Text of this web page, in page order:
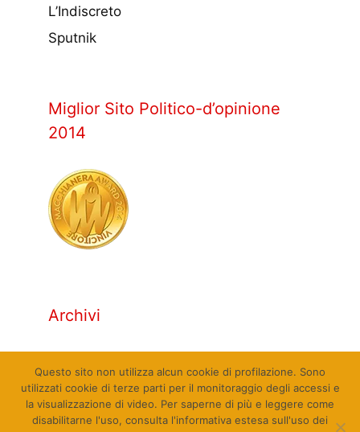
L’Indiscreto
Sputnik
Miglior Sito Politico-d’opinione
2014
Archivi
Questo sito non utilizza alcun cookie di profilazione. Sono
utilizzati cookie di terze parti per il monitoraggio degli accessi e
la visualizzazione di video. Per saperne di più e leggere come
disabilitarne l'uso, consulta l'informativa estesa sull'uso dei